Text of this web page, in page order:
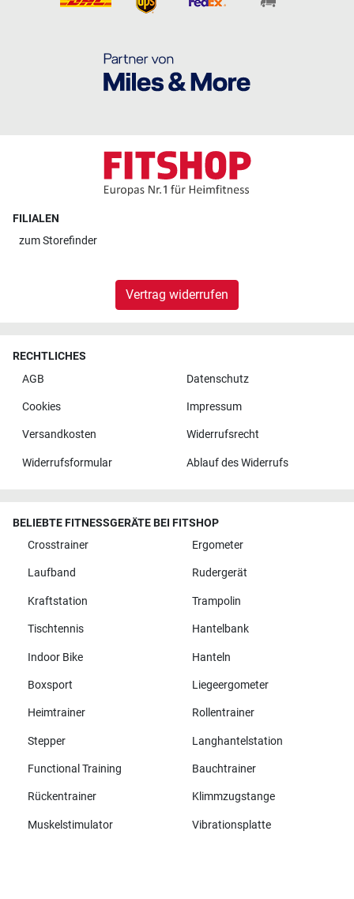
FILIALEN
zumStorefinder
Vertrag widerrufen
RECHTLICHES
AGB
Datenschutz
Cookies Impressum
Versandkosten Widerrufsrecht
Widerrufsformular Ablauf des Widerrufs
BELIEBTE FITNESSGERÄTE BEI FITSHOP
Crosstrainer
Ergometer
Laufband Rudergerät
Kraftstation Trampolin
Tischtennis Hantelbank
Indoor Bike Hanteln
Boxsport Liegeergometer
Heimtrainer Rollentrainer
Stepper Langhantelstation
Functional Training Bauchtrainer
Rückentrainer Klimmzugstange
Muskelstimulator Vibrationsplatte